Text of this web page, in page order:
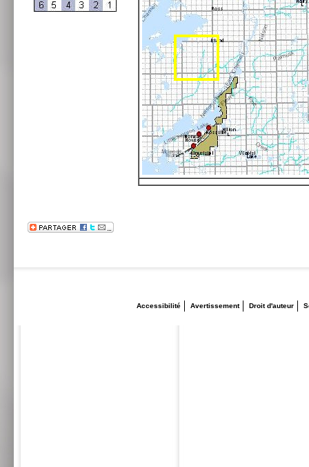
Accessibilité Avertissement Droit d'auteur